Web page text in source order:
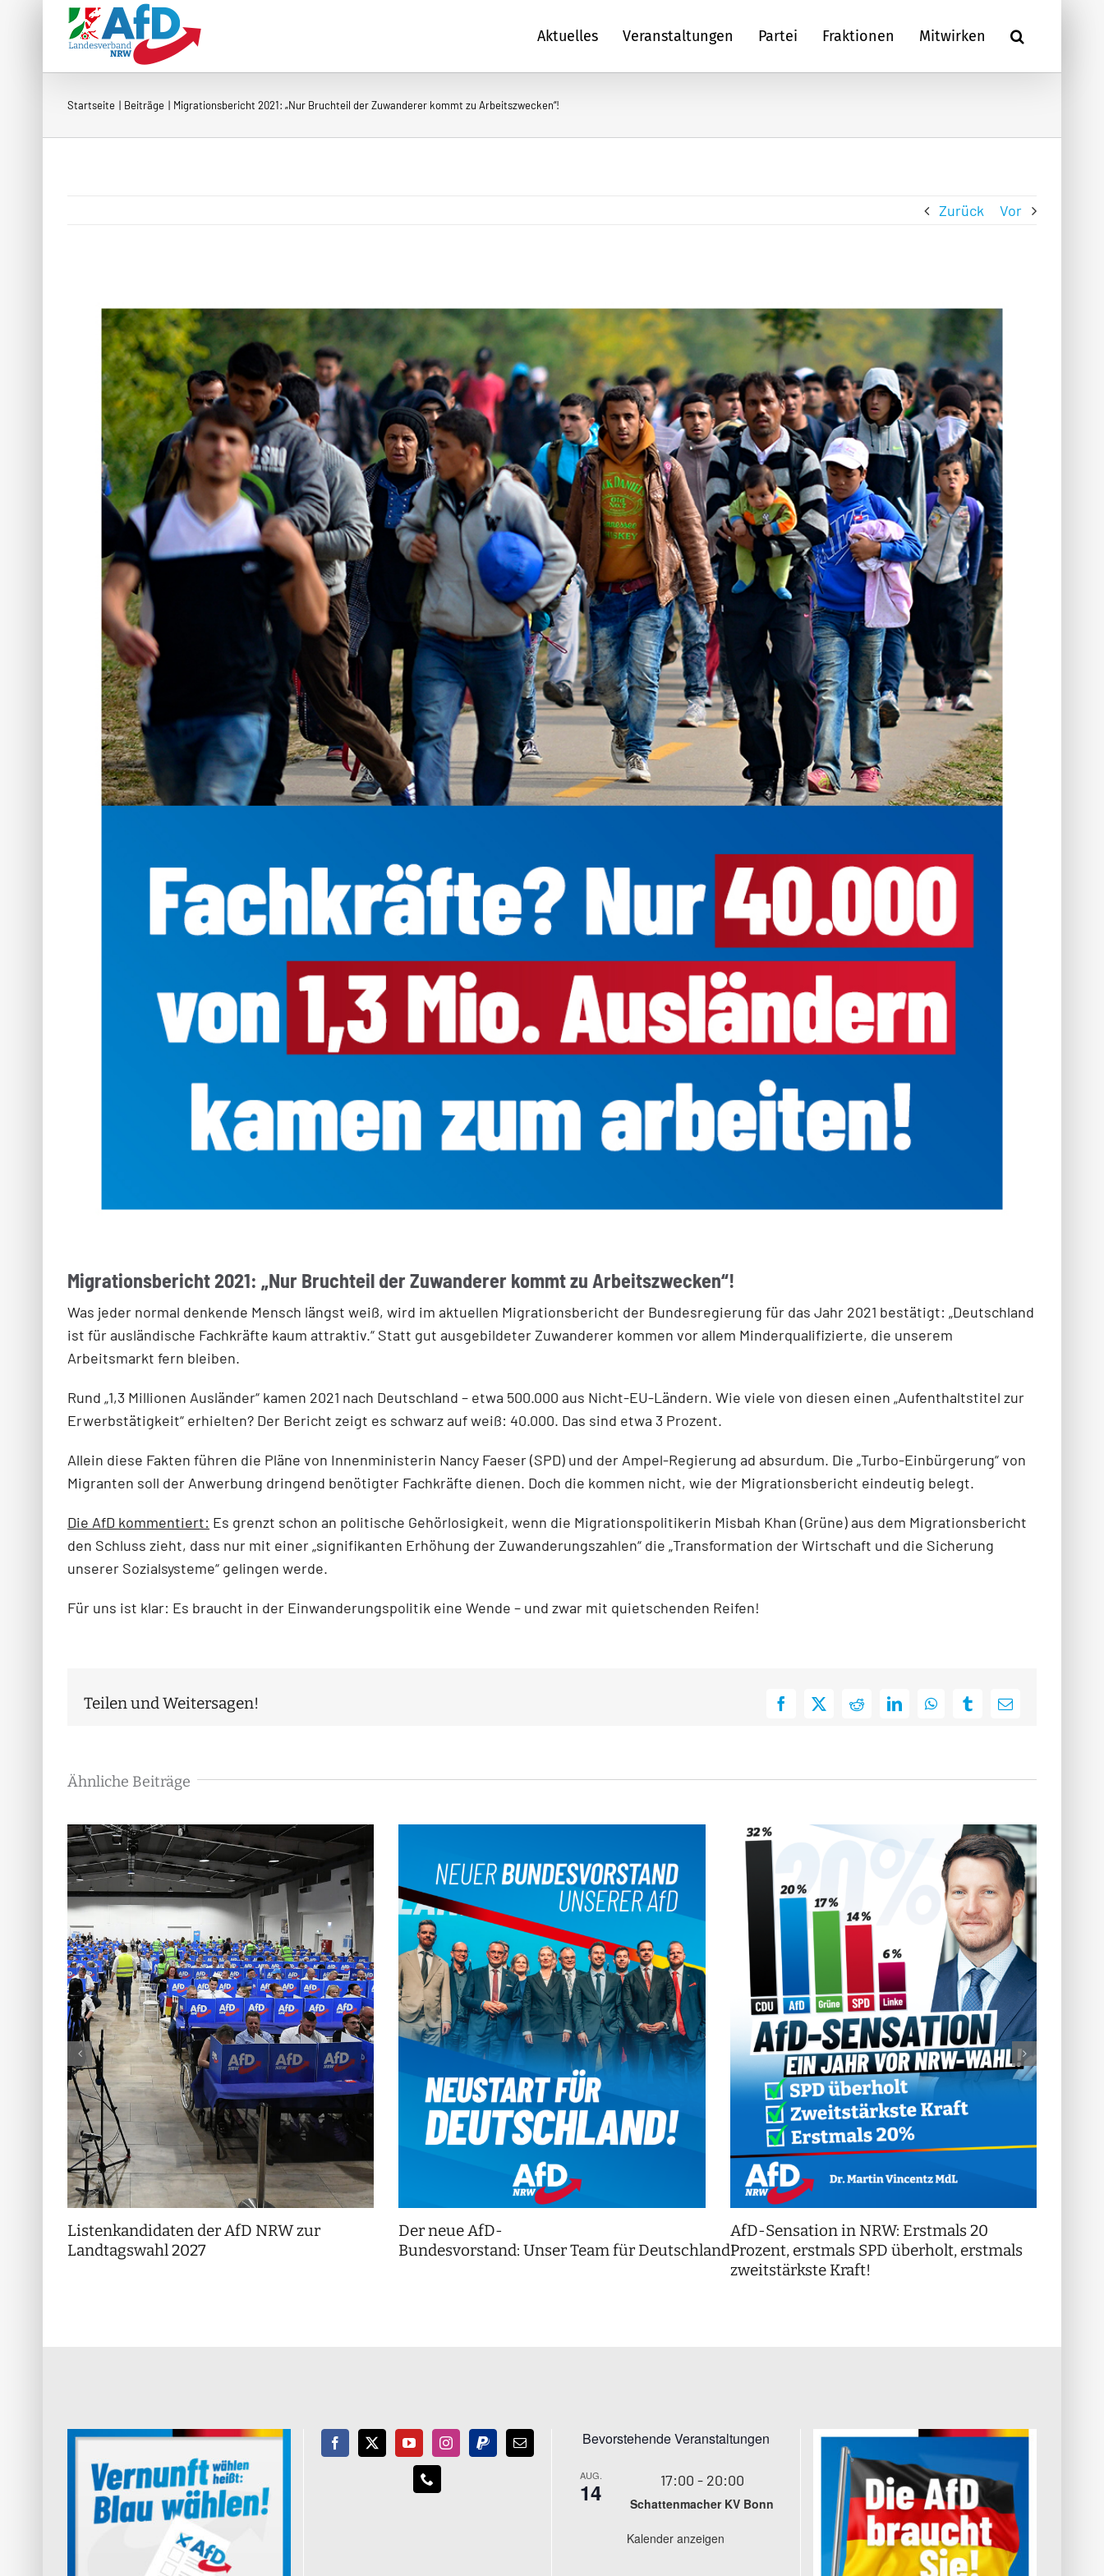
Aktuelles Veranstaltungen Partei Fraktionen Mitwirken
Startseite Beiträge Migrationsbericht 2021: „Nur Bruchteil der Zuwanderer kommt zu Arbeitszwecken“!
Zurück Vor
Migrationsbericht 2021: „Nur Bruchteil der Zuwanderer kommt zu Arbeitszwecken“!
Was jeder normal denkende Mensch längst weiß, wird im aktuellen Migrationsbericht der Bundesregierung für das Jahr 2021 bestätigt: „Deutschland
ist für ausländische Fachkräfte kaum attraktiv.“ Statt gut ausgebildeter Zuwanderer kommen vor allem Minderqualifizierte, die unserem
Arbeitsmarkt fern bleiben.
Rund „1,3 Millionen Ausländer“ kamen 2021 nach Deutschland – etwa 500.000 aus Nicht-EU-Ländern. Wie viele von diesen einen „Aufenthaltstitel zur
Erwerbstätigkeit“ erhielten? Der Bericht zeigt es schwarz auf weiß: 40.000. Das sind etwa 3 Prozent.
Allein diese Fakten führen die Pläne von Innenministerin Nancy Faeser (SPD) und der Ampel-Regierung ad absurdum. Die „Turbo-Einbürgerung“ von
Migranten soll der Anwerbung dringend benötigter Fachkräfte dienen. Doch die kommen nicht, wie der Migrationsbericht eindeutig belegt.
Die AfD kommentiert: Es grenzt schon an politische Gehörlosigkeit, wenn die Migrationspolitikerin Misbah Khan (Grüne) aus dem Migrationsbericht
den Schluss zieht, dass nur mit einer „signifikanten Erhöhung der Zuwanderungszahlen“ die „Transformation der Wirtschaft und die Sicherung
unserer Sozialsysteme“ gelingen werde.
Für uns ist klar: Es braucht in der Einwanderungspolitik eine Wende – und zwar mit quietschenden Reifen!
Teilen und Weitersagen! Facebook
X RedditLinkedInWhatsAppTumblrE-
Ähnliche Beiträge
Listenkandidaten der AfD NRW zur
Landtagswahl 2027
Der neue AfD-
Bundesvorstand: Unser Team für Deutschland!
AfD-Sensation in NRW: Erstmals 20
Prozent, erstmals SPD überholt, erstmals
zweitstärkste Kraft!
Bevorstehende Veranstaltungen
AUG.
14 17:00 - 20:00
Schattenmacher KV Bonn
Kalender anzeigen